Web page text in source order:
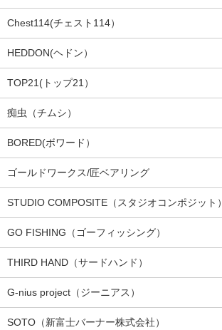
Chest114(チェスト114）
HEDDON(ヘドン）
TOP21(トップ21）
痴虫（チムシ）
BORED(ボワード）
ゴールドワークス/匠ベアリング
STUDIO COMPOSITE（スタジオコンポジット）
GO FISHING（ゴーフィッシング）
THIRD HAND（サードハンド）
G-nius project（ジーニアス）
SOTO（新富士バーナー株式会社）